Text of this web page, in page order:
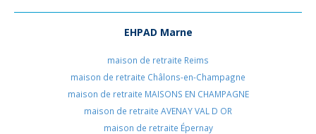
EHPAD Marne
maison de retraite Reims
maison de retraite Châlons-en-Champagne
maison de retraite MAISONS EN CHAMPAGNE
maison de retraite AVENAY VAL D OR
maison de retraite Épernay